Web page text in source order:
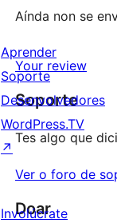
Aínda non se
Your review
Soporte
Tes algo que
Ver o foro de
Doar
Aprender
Soporte
Desenvolvedores
WordPress.TV
↗
Involúcrate